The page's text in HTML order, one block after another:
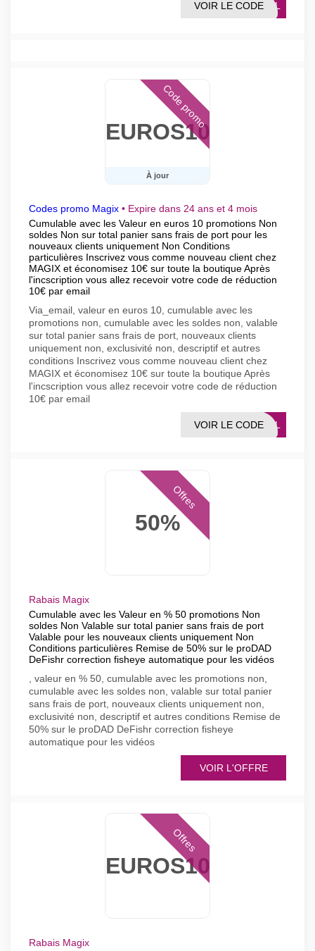
MAIL
VOIR LE CODE
EUROS10
À jour
Code promo
Codes promo Magix • Expire dans 24 ans et 4 mois
Cumulable avec les Valeur en euros 10 promotions Non
soldes Non sur total panier sans frais de port pour les
nouveaux clients uniquement Non Conditions
particulières Inscrivez vous comme nouveau client chez
MAGIX et économisez 10€ sur toute la boutique Après
l'incscription vous allez recevoir votre code de réduction
10€ par email
Via_email, valeur en euros 10, cumulable avec les
promotions non, cumulable avec les soldes non, valable
sur total panier sans frais de port, nouveaux clients
uniquement non, exclusivité non, descriptif et autres
conditions Inscrivez vous comme nouveau client chez
MAGIX et économisez 10€ sur toute la boutique Après
l'incscription vous allez recevoir votre code de réduction
10€ par email
MAIL
VOIR LE CODE
50%
Offres
Rabais Magix
Cumulable avec les Valeur en % 50 promotions Non
soldes Non Valable sur total panier sans frais de port
Valable pour les nouveaux clients uniquement Non
Conditions particulières Remise de 50% sur le proDAD
DeFishr correction fisheye automatique pour les vidéos
, valeur en % 50, cumulable avec les promotions non,
cumulable avec les soldes non, valable sur total panier
sans frais de port, nouveaux clients uniquement non,
exclusivité non, descriptif et autres conditions Remise de
50% sur le proDAD DeFishr correction fisheye
automatique pour les vidéos
VOIR L'OFFRE
EUROS10
Offres
Rabais Magix